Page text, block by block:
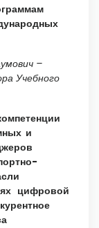
–
Учебного
и
цифровой